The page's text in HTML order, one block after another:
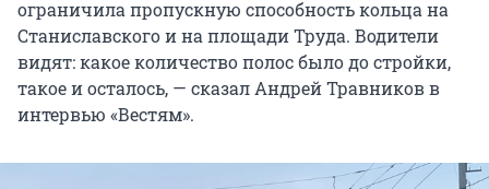
ограничила пропускную способность кольца на
Станиславского и на площади Труда. Водители
видят: какое количество полос было до стройки,
такое и осталось, — сказал Андрей Травников в
интервью «Вестям».